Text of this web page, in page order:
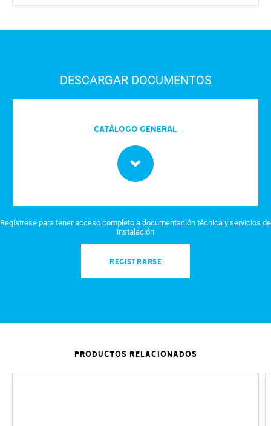
DESCARGAR DOCUMENTOS
Catálogo General
Regístrese para tener acceso completo a documentación técnica y servicios de
instalación
REGISTRARSE
PRODUCTOS RELACIONADOS